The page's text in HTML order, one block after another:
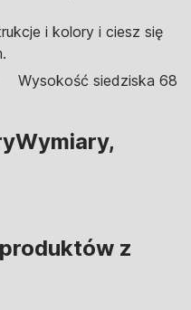
i kolory i ciesz się
Wysokość siedziska 68
Wymiary,
z